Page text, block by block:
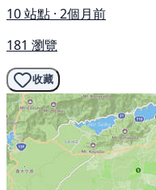
10 站點 · 2個月前
181 瀏覽
收藏